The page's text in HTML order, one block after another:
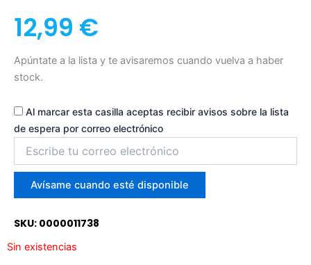
12,99 €
Apúntate a la lista y te avisaremos cuando vuelva a haber
stock.
Al marcar esta casilla aceptas recibir avisos sobre la lista
de espera por correo electrónico
correo
para
unirte
la
lista
de
Avísame cuando esté disponible
SKU: 0000011738
Sin existencias